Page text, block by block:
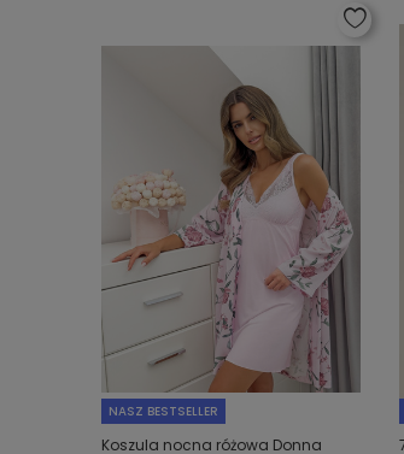
NASZ BESTSELLER
Koszula nocna różowa Donna